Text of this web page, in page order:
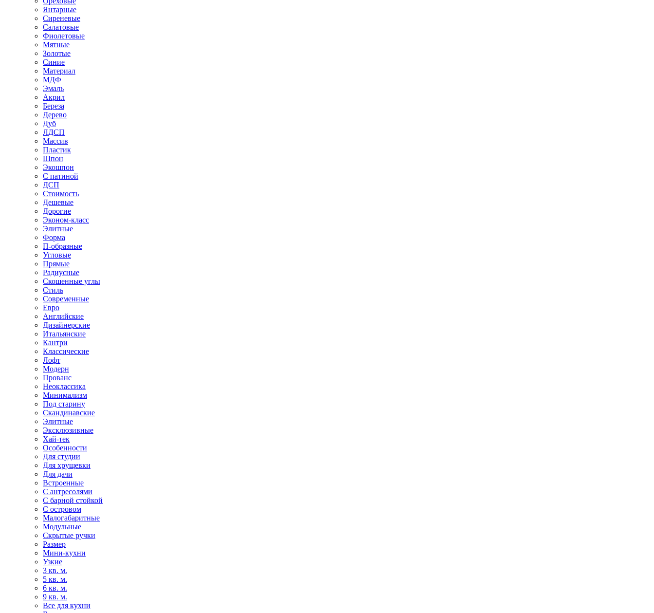
Янтарные
Сиреневые
Салатовые
Фиолетовые
Мятные
Золотые
Синие
Материал
МДФ
Эмаль
Акрил
Береза
Дерево
Дуб
ЛДСП
Массив
Пластик
Шпон
Экошпон
С патиной
ДСП
Стоимость
Дешевые
Дорогие
Эконом-класс
Элитные
Форма
П-образные
Угловые
Прямые
Радиусные
Скошенные углы
Стиль
Современные
Евро
Английские
Дизайнерские
Итальянские
Кантри
Классические
Лофт
Модерн
Прованс
Неоклассика
Минимализм
Под старину
Скандинавские
Элитные
Эксклюзивные
Хай-тек
Особенности
Для студии
Для хрущевки
Для дачи
Встроенные
С антресолями
С барной стойкой
С островом
Малогабаритные
Модульные
Скрытые ручки
Размер
Мини-кухни
Узкие
3 кв. м.
5 кв. м.
6 кв. м.
9 кв. м.
Все для кухни